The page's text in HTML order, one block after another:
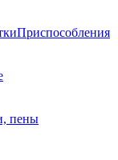
Приспособления
пены